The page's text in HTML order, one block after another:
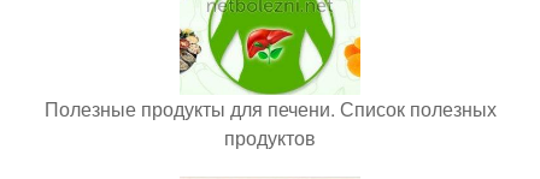
Полезные продукты для печени. Список полезных
продуктов